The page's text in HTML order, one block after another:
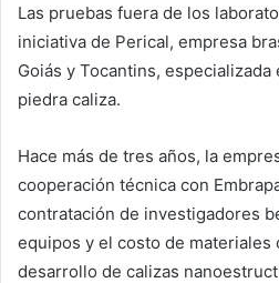
Las pruebas fuera de los
iniciativa de Perical, empresa
Goiás y Tocantins,
piedra caliza.
Hace más de tres años, la
cooperación técnica con
contratación de investigadores
equipos y el costo de materiales
desarrollo de calizas